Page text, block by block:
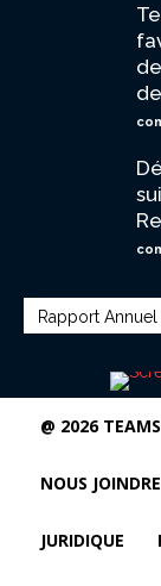
Rapport Annuel
@ 2026
NOUS JOINDRE
JURIDIQUE